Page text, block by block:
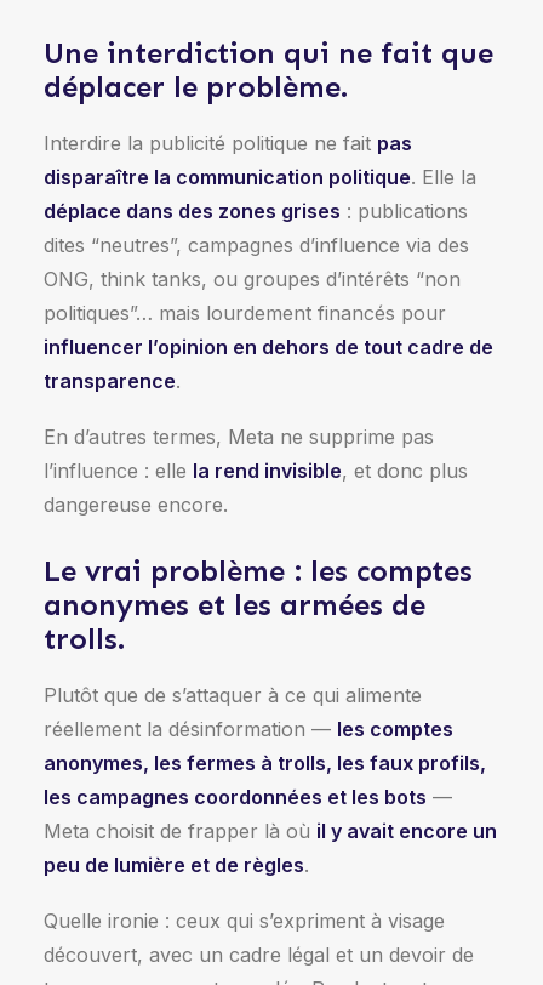
Une interdiction qui ne fait que
déplacer le problème.
Interdire la publicité politique ne fait pas
disparaître la communication politique. Elle la
déplace dans des zones grises : publications
dites “neutres”, campagnes d’influence via des
ONG, think tanks, ou groupes d’intérêts “non
politiques”… mais lourdement financés pour
influencer l’opinion en dehors de tout cadre de
transparence.
En d’autres termes, Meta ne supprime pas
l’influence : elle la rend invisible, et donc plus
dangereuse encore.
Le vrai problème : les comptes
anonymes et les armées de
trolls.
Plutôt que de s’attaquer à ce qui alimente
réellement la désinformation — les comptes
anonymes, les fermes à trolls, les faux profils,
les campagnes coordonnées et les bots —
Meta choisit de frapper là où il y avait encore un
peu de lumière et de règles.
Quelle ironie : ceux qui s’expriment à visage
découvert, avec un cadre légal et un devoir de